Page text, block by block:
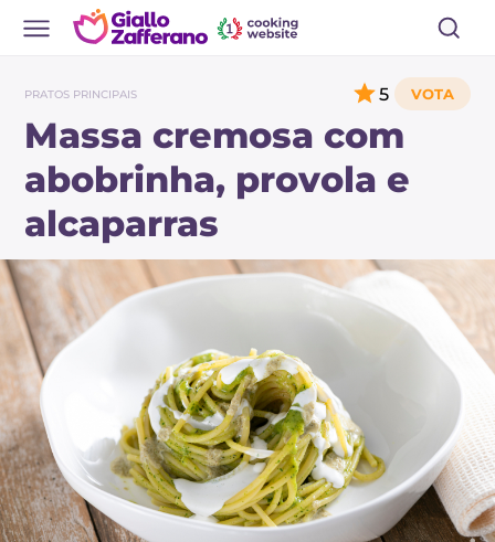
PRATOS PRINCIPAIS
Massa cremosa com
abobrinha, provola e
alcaparras
5